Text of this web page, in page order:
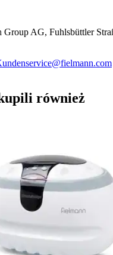
Group AG, Fuhlsbüttler
również